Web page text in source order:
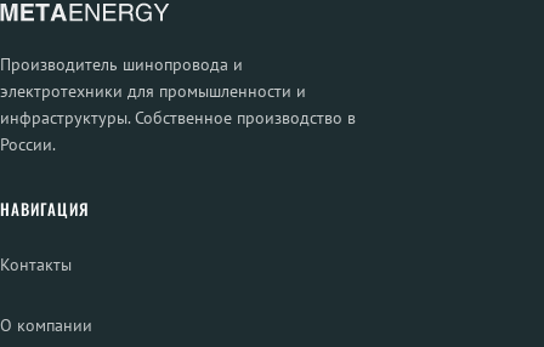
Производитель шинопровода и
электротехники для промышленности и
инфраструктуры. Собственное производство в
России.
НАВИГАЦИЯ
Контакты
О компании